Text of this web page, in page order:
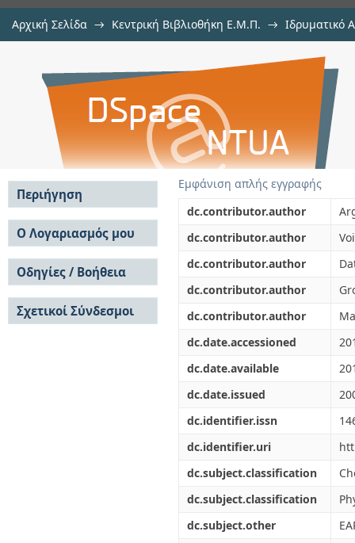
Αρχική Σελίδα → Κεντρική Βιβλιοθήκη Ε.Μ.Π. → Ιδρυματικό
Oxygen incorporation into
dissociation
Εμφάνιση απλής εγγραφής
dc.contributor.author
dc.contributor.author
dc.contributor.author
dc.contributor.author
dc.contributor.author
dc.date.accessioned
dc.date.available
dc.date.issued
dc.identifier.issn
dc.identifier.uri
dc.subject.classification
dc.subject.classification
dc.subject.other
Περιήγηση
Σε όλο το DSpace
Κοινότητες & Συλλογές
Ανά Ημερομηνία
Έκδοσης
Συγγραφείς
Τίτλοι
Θέματα
Ο Λογαριασμός μου
Σύνδεση
Εγγραφή
Οδηγίες / Βοήθεια
Οδηγίες Υποβολής
Οδηγίες Χρήσης ΙΑ
Συχνές Ερωτήσεις
Σχετικοί Σύνδεσμοι